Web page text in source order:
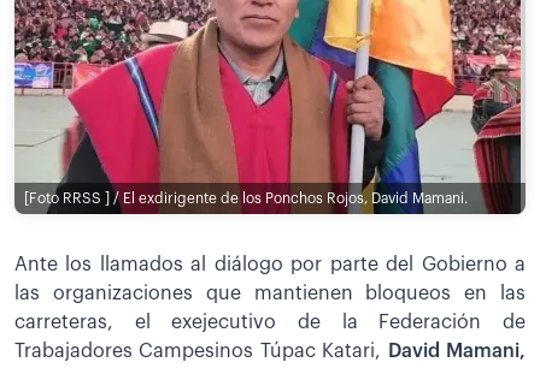
[Foto RRSS ] / El exdirigente de los Ponchos Rojos, David Mamani.
Ante los llamados al diálogo por parte del Gobierno a
las organizaciones que mantienen bloqueos en las
carreteras, el exejecutivo de la Federación de
Trabajadores Campesinos Túpac Katari,
David Mamani,